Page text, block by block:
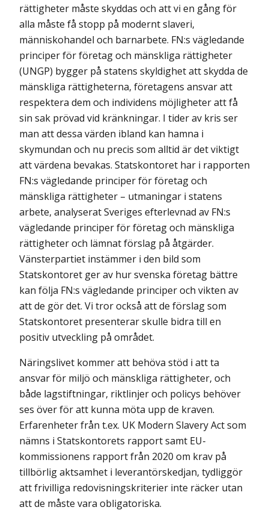
rättigheter måste skyddas och att vi en gång för
alla måste få stopp på modernt slaveri,
människohandel och barnarbete. FN:s vägledande
principer för företag och mänskliga rättigheter
(UNGP) bygger på statens skyldighet att skydda de
mänskliga rättigheterna, företagens ansvar att
respektera dem och individens möjligheter att få
sin sak prövad vid kränkningar. I tider av kris ser
man att dessa värden ibland kan hamna i
skymundan och nu precis som alltid är det viktigt
att värdena bevakas. Statskontoret har i rapporten
FN:s vägledande principer för företag och
mänskliga rättigheter – utman­ingar i statens
arbete, analyserat Sveriges efterlevnad av FN:s
vägledande principer för företag och mänskliga
rättigheter och lämnat förslag på åtgärder.
Vänsterpartiet instäm­mer i den bild som
Statskontoret ger av hur svenska företag bättre
kan följa FN:s väg­ledande principer och vikten av
att de gör det. Vi tror också att de förslag som
Stats­kontoret presenterar skulle bidra till en
positiv utveckling på området.
Näringslivet kommer att behöva stöd i att ta
ansvar för miljö och mänskliga rättig­heter, och
både lagstiftningar, riktlinjer och policys behöver
ses över för att kunna möta upp de kraven.
Erfarenheter från t.ex. UK Modern Slavery Act som
nämns i Statskontorets rapport samt EU-
kommissionens rapport från 2020 om krav på
tillbörlig aktsamhet i leverantörskedjan, tydliggör
att frivilliga redovisningskriterier inte räcker utan
att de måste vara obligatoriska.